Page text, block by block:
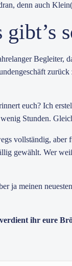
denn auch
gibt’s
Begleiter,
euch? Ich
Stunden.
vollständig,
gewählt. Wer
ja meinen
ihr eure